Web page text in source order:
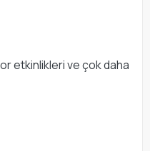
etkinlikleri ve çok daha